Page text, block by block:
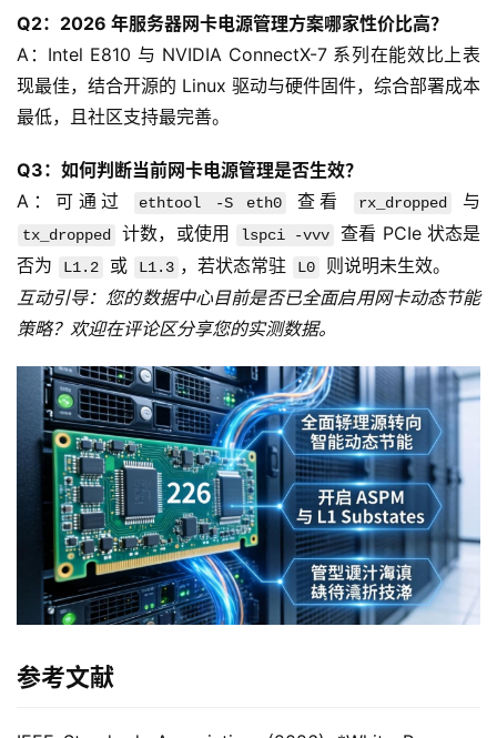
Q2：2026 年服务器网卡电源管理方案哪家性价比高？
A：Intel E810 与 NVIDIA ConnectX-7 系列在能效比上表
现最佳，结合开源的 Linux 驱动与硬件固件，综合部署成本
最低，且社区支持最完善。
Q3：如何判断当前网卡电源管理是否生效？
A：可通过
ethtool -S eth0 查看 rx_dropped
tx_dropped 计数，或使用 lspci -vvv
查看 PCIe 状态是
否为
L1.2 或 L1.3 ，若状态常驻 L0
则说明未生效。
互动引导：您的数据中心目前是否已全面启用网卡动态节能
策略？欢迎在评论区分享您的实测数据。
参考文献